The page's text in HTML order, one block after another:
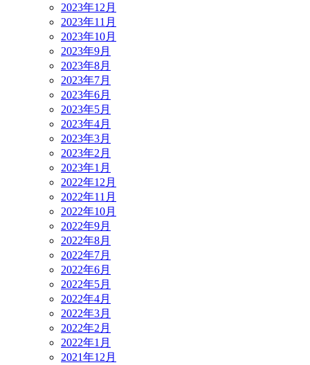
2023年12月
2023年11月
2023年10月
2023年9月
2023年8月
2023年7月
2023年6月
2023年5月
2023年4月
2023年3月
2023年2月
2023年1月
2022年12月
2022年11月
2022年10月
2022年9月
2022年8月
2022年7月
2022年6月
2022年5月
2022年4月
2022年3月
2022年2月
2022年1月
2021年12月